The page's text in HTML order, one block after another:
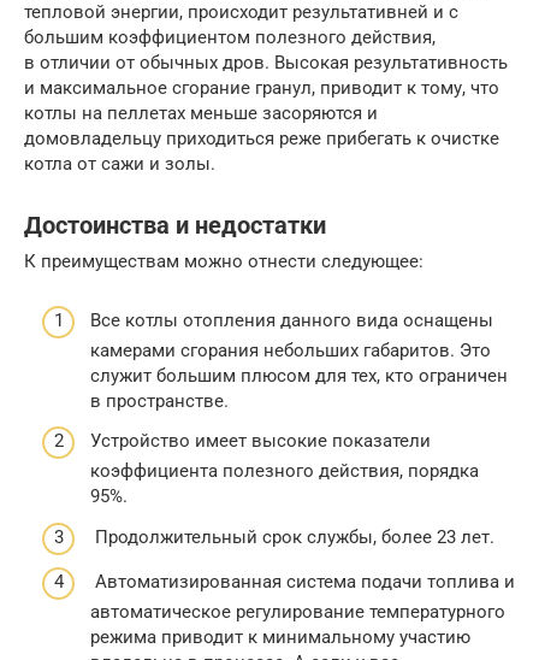
тепловой энергии, происходит результативней и с
большим коэффициентом полезного действия,
в отличии от обычных дров. Высокая результативность
и максимальное сгорание гранул, приводит к тому, что
котлы на пеллетах меньше засоряются и
домовладельцу приходиться реже прибегать к очистке
котла от сажи и золы.
Достоинства и недостатки
К преимуществам можно отнести следующее:
Все котлы отопления данного вида оснащены
камерами сгорания небольших габаритов. Это
служит большим плюсом для тех, кто ограничен
в пространстве.
Устройство имеет высокие показатели
коэффициента полезного действия, порядка
95%.
Продолжительный срок службы, более 23 лет.
Автоматизированная система подачи топлива и
автоматическое регулирование температурного
режима приводит к минимальному участию